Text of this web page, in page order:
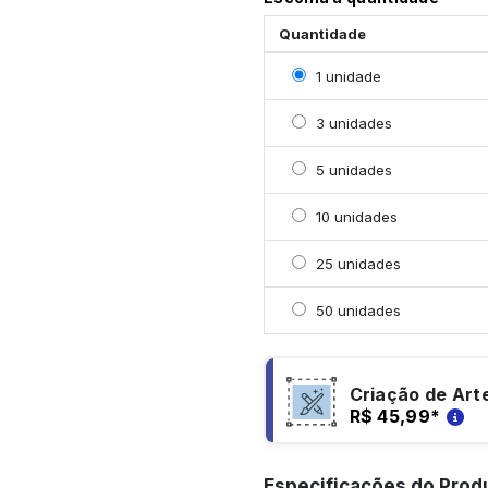
Quantidade
Selecionar 1 unidade
1 unidade
Selecionar 3 unidades
3 unidades
Selecionar 5 unidades
5 unidades
Selecionar 10 unidades
10 unidades
Selecionar 25 unidades
25 unidades
Selecionar 50 unidades
50 unidades
Criação de
R$ 45,99*